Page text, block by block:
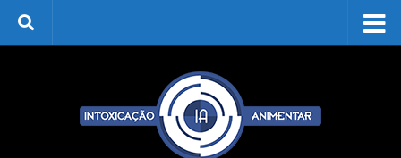
Skip to content